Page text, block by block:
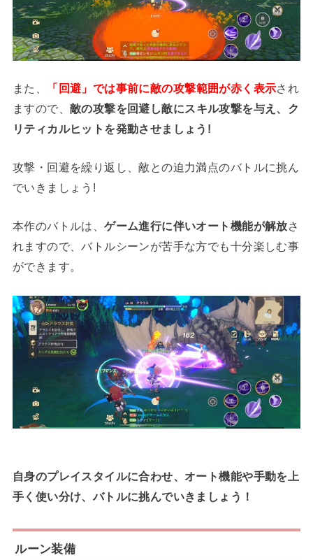
また、 「回避」では事前に敵の攻撃範囲が赤く表示され
ますので、 敵の攻撃を回避し敵にスキル攻撃を与え、ク
リティカルヒットを発動させましょう!
攻撃・回避を繰り返し、敵との迫力満点のバトルに挑ん
でいきましょう!
本作のバトルは、ゲーム進行に伴いオート機能が解放さ
れますので、バトルシーンが苦手な方でも十分楽しむ事
ができます。
自身のプレイスタイルに合わせ、オート機能や手動を上
手く使い分け、バトルに挑んでいきましょう！
ルーン装備